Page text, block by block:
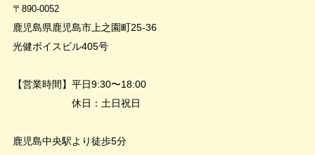
〒890-0052
鹿児島県鹿児島市上之園町25-36
光健ボイスビル405号
【営業時間】平日9:30〜18:00
休日：土日祝日
鹿児島中央駅より徒歩5分